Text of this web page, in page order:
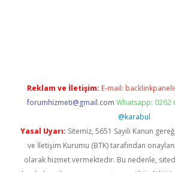
Reklam ve İletişim: E-mail:
forumhizmeti@gmail.com Whatsapp: 0262
@karabul
Yasal Uyarı: Sitemiz, 5651 Sayılı Kanun
ve İletişim Kurumu (BTK) tarafından
olarak hizmet vermektedir. Bu nedenle,